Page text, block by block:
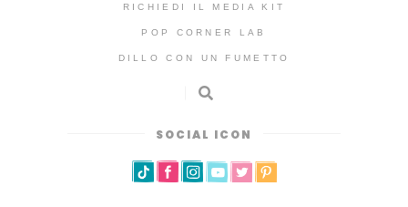
RICHIEDI IL MEDIA KIT
POP CORNER LAB
DILLO CON UN FUMETTO
SOCIAL ICON